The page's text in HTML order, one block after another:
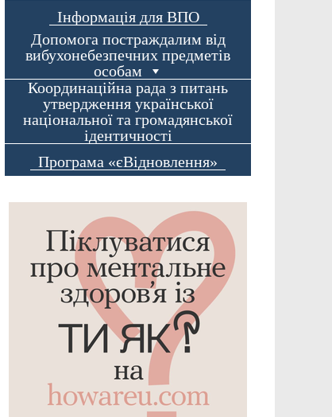
Інформація для ВПО
Допомога постраждалим від
вибухонебезпечних предметів
особам
Координаційна рада з питань
утвердження української
національної та громадянської
ідентичності
Програма «єВідновлення»